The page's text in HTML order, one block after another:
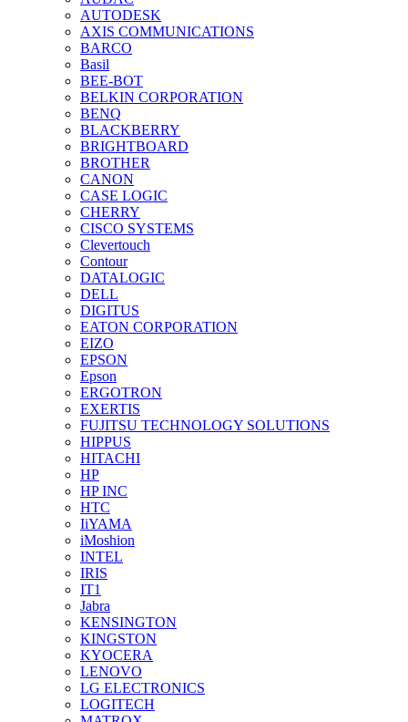
AUTODESK
AXIS COMMUNICATIONS
BARCO
Basil
BEE-BOT
BELKIN CORPORATION
BENQ
BLACKBERRY
BRIGHTBOARD
BROTHER
CANON
CASE LOGIC
CHERRY
CISCO SYSTEMS
Clevertouch
Contour
DATALOGIC
DELL
DIGITUS
EATON CORPORATION
EIZO
EPSON
Epson
ERGOTRON
EXERTIS
FUJITSU TECHNOLOGY SOLUTIONS
HIPPUS
HITACHI
HP
HP INC
HTC
IiYAMA
iMoshion
INTEL
IRIS
IT1
Jabra
KENSINGTON
KINGSTON
KYOCERA
LENOVO
LG ELECTRONICS
LOGITECH